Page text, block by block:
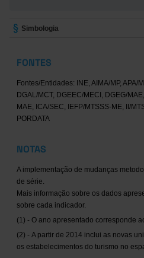
Simbologia
FONTES
Fontes/Entidades: INE, AIMA/MP, APA/
DGAL/MCT, DGEEC/MECI, DGEG/
MAE, ICA/SEC, IEFP/MTSSS-ME, II/
PORDATA
NOTAS
A implementação de mudanças
de série.
Mais informação sobre os dados
sobre cada indicador.
(1) - O ano apresentado corresponde
(2) - A partir de 2014 inclui as novas
os estabelecimentos do turismo no